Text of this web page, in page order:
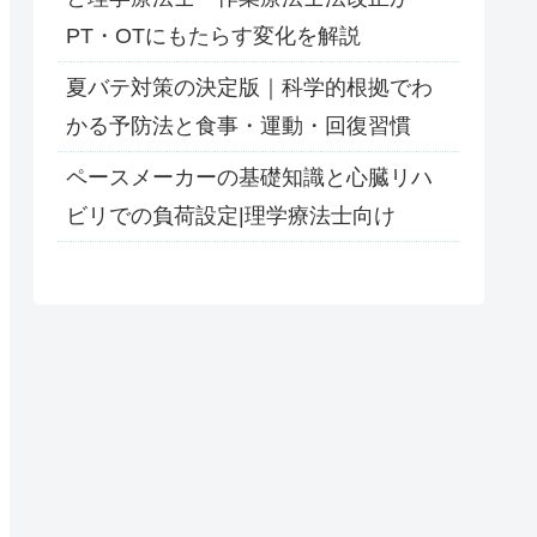
PT・OTにもたらす変化を解説
夏バテ対策の決定版｜科学的根拠でわ
かる予防法と食事・運動・回復習慣
ペースメーカーの基礎知識と心臓リハ
ビリでの負荷設定|理学療法士向け